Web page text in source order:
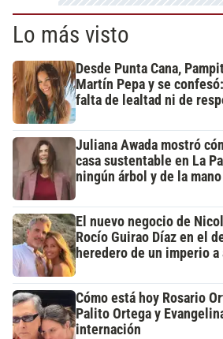
Lo más visto
Desde Punta Cana,
Martín Pepa y se
falta de lealtad ni de
Juliana Awada mostró
casa sustentable en La
ningún árbol y de la
El nuevo negocio de
Rocío Guirao Díaz en el
heredero de un imperio
Cómo está hoy Rosario
Palito Ortega y
internación